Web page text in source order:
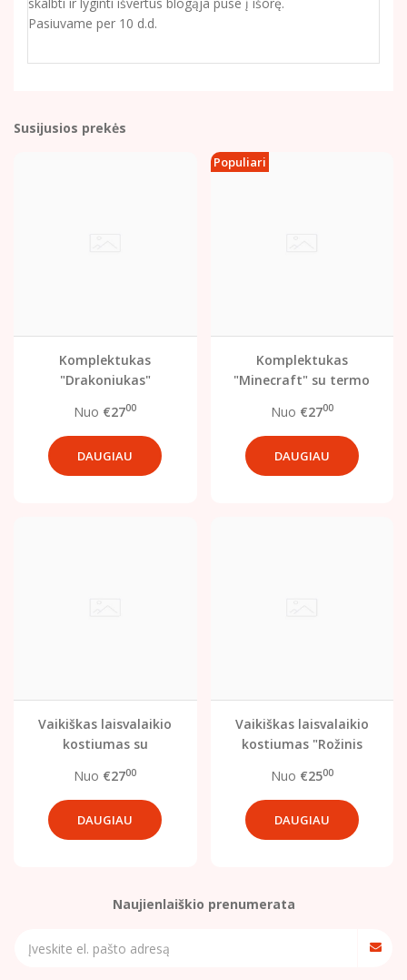
Pasiuvame per 10 d.d.
Susijusios prekės
Komplektukas
"Drakoniukas"
Nuo €2700
DAUGIAU
Populiari
Komplektukas
"Minecraft" su termo
Nuo €2700
DAUGIAU
Vaikiškas laisvalaikio
kostiumas su
Nuo €2700
DAUGIAU
Vaikiškas laisvalaikio
kostiumas "Rožinis
Nuo €2500
DAUGIAU
Naujienlaiškio prenumerata